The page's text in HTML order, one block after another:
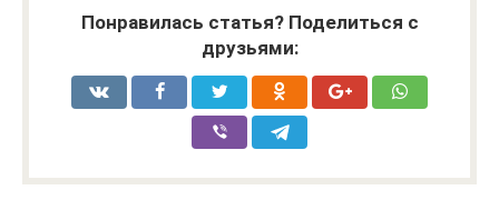
Понравилась статья? Поделиться с
друзьями: